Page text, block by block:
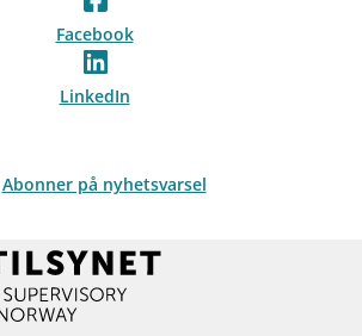
Facebook
LinkedIn
Abonner på nyhetsvarsel